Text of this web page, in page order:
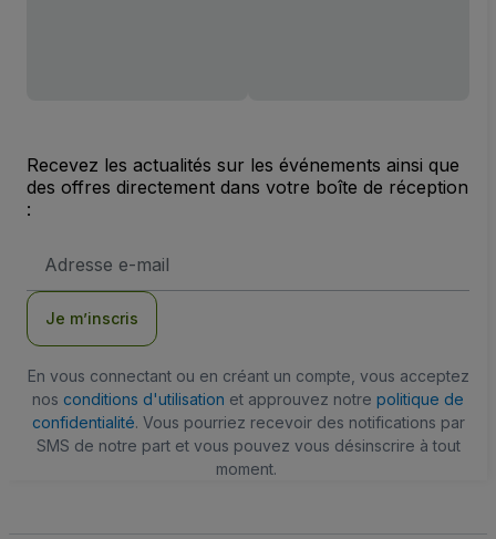
Recevez les actualités sur les événements ainsi que
des offres directement dans votre boîte de réception
:
e-
Je m’inscris
En vous connectant ou en créant un compte, vous acceptez
nos conditions d'utilisation et approuvez notre politique de
confidentialité. Vous pourriez recevoir des notifications par
SMS de notre part et vous pouvez vous désinscrire à tout
moment.